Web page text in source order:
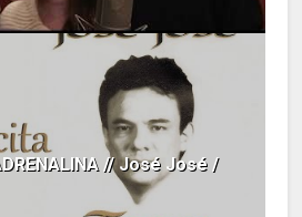
// José José /